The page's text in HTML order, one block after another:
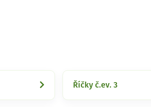
Říčky č.ev. 3